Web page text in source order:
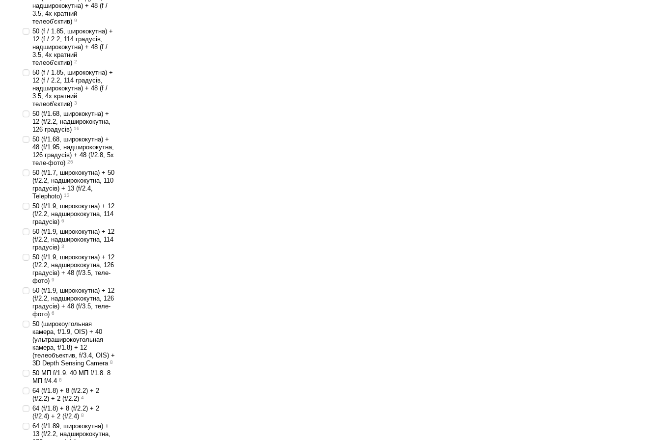
надширококутна) + 48 (f /
3.5, 4х кратний
телеоб'єктив) 9
50 (f / 1.85, ширококутна) +
12 (f / 2.2, 114 градусів,
надширококутна) + 48 (f /
3.5, 4х кратний
телеоб'єктив) 2
50 (f / 1.85, ширококутна) +
12 (f / 2.2, 114 градусів,
надширококутна) + 48 (f /
3.5, 4х кратний
телеоб'єктив) 3
50 (f/1.68, ширококутна) +
12 (f/2.2, надширококутна,
126 градусів) 16
50 (f/1.68, ширококутна) +
48 (f/1.95, надширококутна,
126 градусів) + 48 (f/2.8, 5x
теле-фото) 26
50 (f/1.7, ширококутна) + 50
(f/2.2, надширококутна, 110
градусів) + 13 (f/2.4,
Telephoto) 13
50 (f/1.9, ширококутна) + 12
(f/2.2, надширококутна, 114
градусів) 6
50 (f/1.9, ширококутна) + 12
(f/2.2, надширококутна, 114
градусів) 3
50 (f/1.9, ширококутна) + 12
(f/2.2, надширококутна, 126
градусів) + 48 (f/3.5, теле-
фото) 9
50 (f/1.9, ширококутна) + 12
(f/2.2, надширококутна, 126
градусів) + 48 (f/3.5, теле-
фото) 6
50 (широкоугольная
камера, f/1.9, OIS) + 40
(ультраширокоугольная
камера, f/1.8) + 12
(телеобъектив, f/3.4, OIS) +
3D Depth Sensing Camera 8
50 МП f/1.9. 40 МП f/1.8. 8
МП f/4.4 8
64 (f/1.8) + 8 (f/2.2) + 2
(f/2.2) + 2 (f/2.2) 4
64 (f/1.8) + 8 (f/2.2) + 2
(f/2.4) + 2 (f/2.4) 8
64 (f/1.89, ширококутна) +
13 (f/2.2, надширококутна,